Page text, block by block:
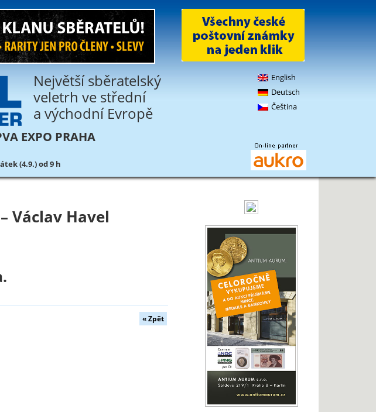
Největší sběratelský
veletrh ve střední
a východní Evropě
English
Deutsch
Čeština
EXPO PRAHA
(4.9.) od 9 h
Václav Havel
« Zpět